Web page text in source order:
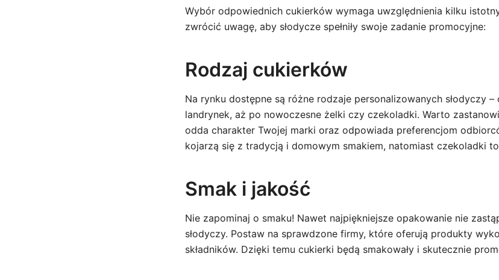
Wybór odpowiednich cukierków wymaga uwzględnienia kilku
zwrócić uwagę, aby słodycze spełniły swoje zadanie promocyjne:
Rodzaj cukierków
Na rynku dostępne są różne rodzaje personalizowanych słodyczy
landrynek, aż po nowoczesne żelki czy czekoladki. Warto
odda charakter Twojej marki oraz odpowiada preferencjom
kojarzą się z tradycją i domowym smakiem, natomiast czekoladki
Smak i jakość
Nie zapominaj o smaku! Nawet najpiękniejsze opakowanie nie
słodyczy. Postaw na sprawdzone firmy, które oferują produkty
składników. Dzięki temu cukierki będą smakowały i skutecznie